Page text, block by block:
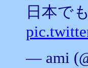
日本で
— ami